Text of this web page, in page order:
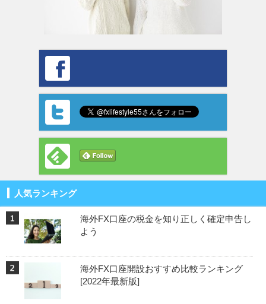
人気ランキング
海外FX口座の税金を知り正しく確定申告し
よう
海外FX口座開設おすすめ比較ランキング
[2022年最新版]